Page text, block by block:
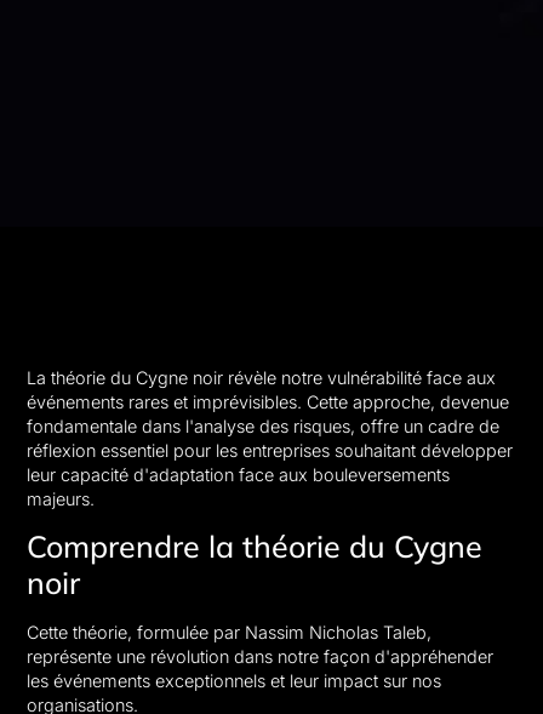
La théorie du Cygne noir révèle notre vulnérabilité face aux
événements rares et imprévisibles. Cette approche, devenue
fondamentale dans l'analyse des risques, offre un cadre de
réflexion essentiel pour les entreprises souhaitant développer
leur capacité d'adaptation face aux bouleversements
majeurs.
Comprendre la théorie du Cygne
noir
Cette théorie, formulée par Nassim Nicholas Taleb,
représente une révolution dans notre façon d'appréhender
les événements exceptionnels et leur impact sur nos
organisations.